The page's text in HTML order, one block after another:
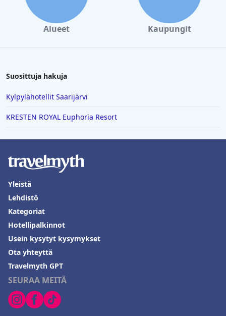
Alueet Kaupungit
Suosittuja hakuja
Kylpylähotellit Saarijärvi
KRESTEN ROYAL Euphoria Resort
SEURAA MEITÄ
Yleistä
Lehdistö
Kategoriat
Hotellipalkinnot
Usein kysytyt kysymykset
Ota yhteyttä
Travelmyth GPT